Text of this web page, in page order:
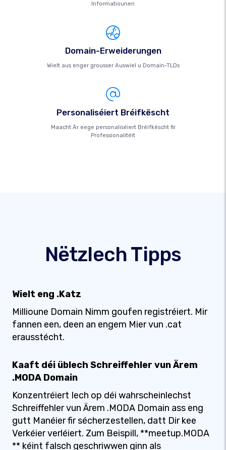
Informatiounen
Domain-Erweiderungen
Wielt aus enger grousser Auswiel u Domain-TLDs
Personaliséiert Bréifkëscht
Maacht Är eege personaliséiert Bréifkëscht fir
Professionalitéit
Nëtzlech Tipps
Wielt eng .Katz
Millioune Domain Nimm goufen registréiert. Mir
fannen een, deen an engem Mier vun .cat
erausstécht.
Kaaft déi üblech Schreiffehler vun Ärem
.MODA Domain
Konzentréiert Iech op déi wahrscheinlechst
Schreiffehler vun Ärem .MODA Domain ass eng
gutt Manéier fir sécherzestellen, datt Dir kee
Verkéier verléiert. Zum Beispill, **meetup.MODA
** kéint falsch geschriwwen ginn als